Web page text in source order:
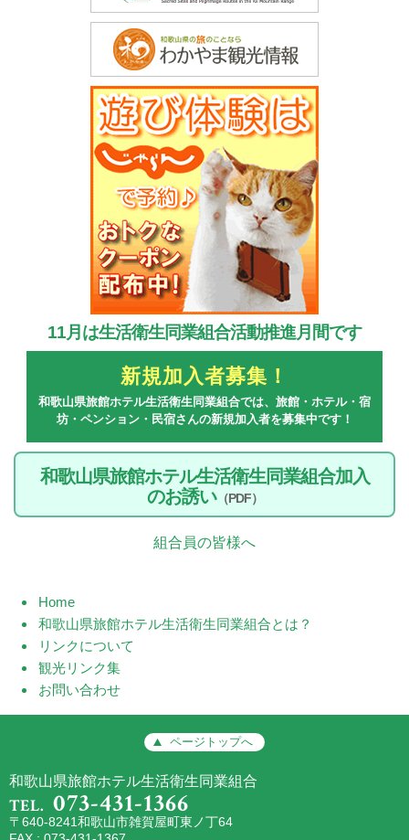
11月は生活衛生同業組合活動推進月間です
新規加入者募集！
和歌山県旅館ホテル生活衛生同業組合では、旅館・ホテル・宿
坊・ペンション・民宿さんの新規加入者を募集中です！
和歌山県旅館ホテル生活衛生同業組合加入
のお誘い（PDF）
組合員の皆様へ
Home
和歌山県旅館ホテル生活衛生同業組合とは？
リンクについて
観光リンク集
お問い合わせ
ページトップへ
和歌山県旅館ホテル生活衛生同業組合
TEL. 073-431-1366
〒640-8241和歌山市雑賀屋町東ノ丁64